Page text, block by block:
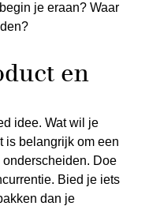
je eraan? Waar
en
idee. Wat wil je
is belangrijk om een
Doe
Bied je iets
dan je